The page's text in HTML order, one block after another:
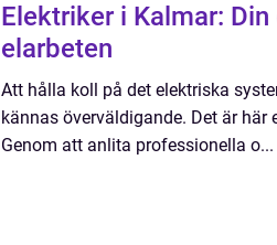
Elektriker i Kalmar:
elarbeten
Att hålla koll på det elektriska
kännas överväldigande. Det är här
Genom att anlita professionella o...